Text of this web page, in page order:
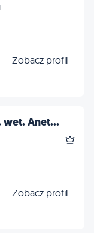
Zobacz profil
Anet...
Zobacz profil